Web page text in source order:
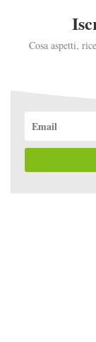
Cosa aspetti,